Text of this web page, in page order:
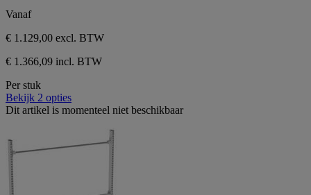
Vanaf
€ 1.129,00 excl. BTW
€ 1.366,09 incl. BTW
Per stuk
Bekijk 2 opties
Dit artikel is momenteel niet beschikbaar